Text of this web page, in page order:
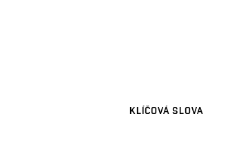
KLÍČOVÁ SLOVA